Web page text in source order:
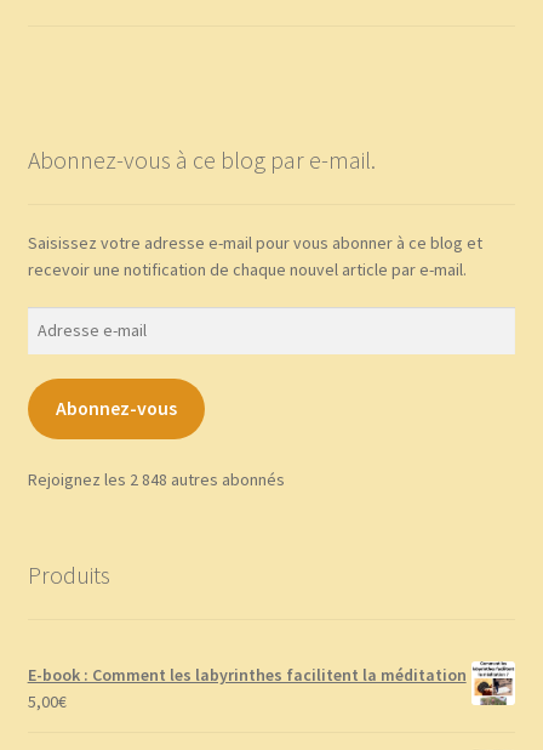
Abonnez-vous à ce blog par e-mail.
Saisissez votre adresse e-mail pour vous abonner à ce blog et
recevoir une notification de chaque nouvel article par e-mail.
Abonnez-vous
Rejoignez les 2 848 autres abonnés
Produits
E-book : Comment les labyrinthes facilitent la méditation
5,00€